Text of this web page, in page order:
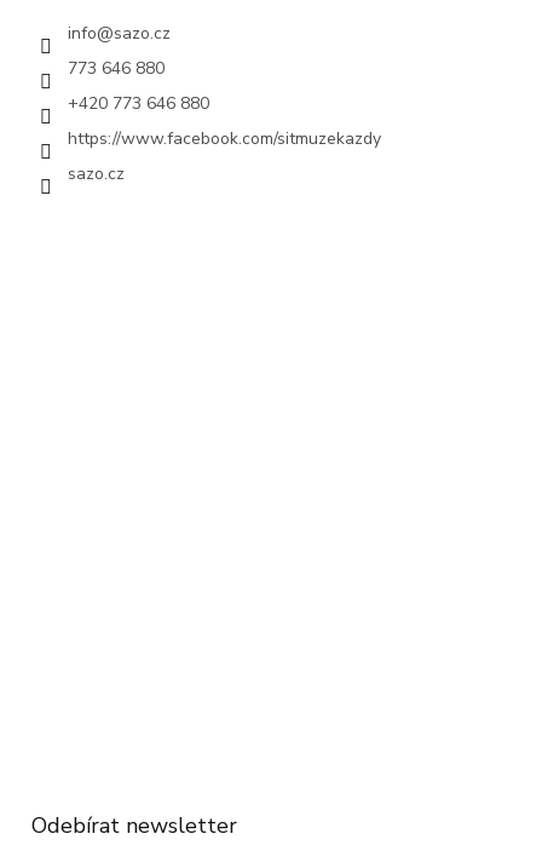
info@sazo.cz
773 646 880
+420 773 646 880
https://www.facebook.com/sitmuzekazdy
sazo.cz
Odebírat newsletter